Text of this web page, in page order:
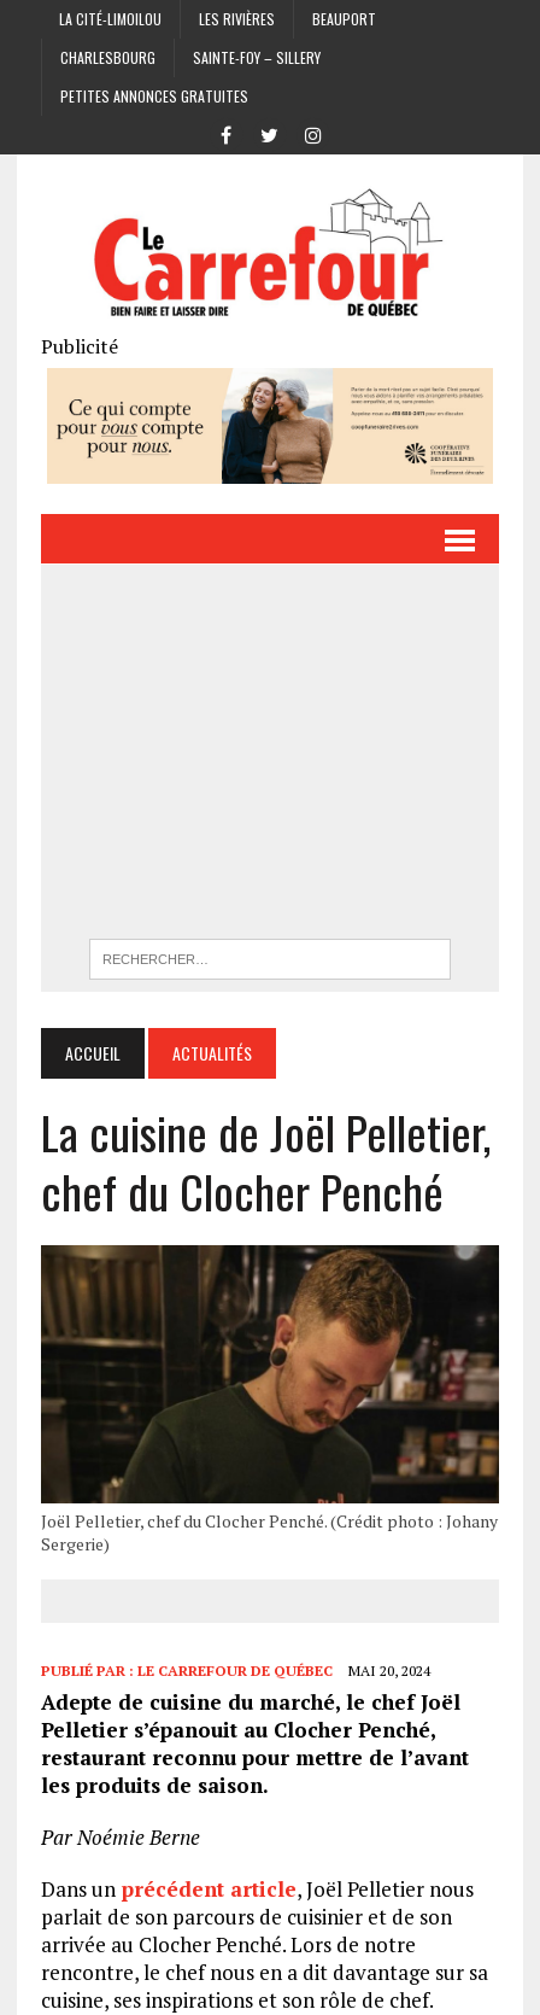
LA CITÉ-LIMOILOU LES RIVIÈRES
BEAUPORT
CHARLESBOURG
SAINTE-FOY – SILLERY
PETITES ANNONCES GRATUITES
Publicité
ACCUEIL ACTUALITÉS
La cuisine de Joël Pelletier,
chef du Clocher Penché
Joël Pelletier, chef du Clocher Penché. (Crédit photo : Johany
Sergerie)
PUBLIÉ PAR : LE CARREFOUR DE QUÉBEC MAI 20, 2024
Adepte de cuisine du marché, le chef Joël
Pelletier s’épanouit au Clocher Penché,
restaurant reconnu pour mettre de l’avant
les produits de saison.
Par Noémie Berne
Dans unprécédent article, Joël Pelletier nous
parlait de son parcours de cuisinier et de son
arrivée au Clocher Penché. Lors de notre
rencontre, le chef nous en a dit davantage sur sa
cuisine, ses inspirations et son rôle de chef.